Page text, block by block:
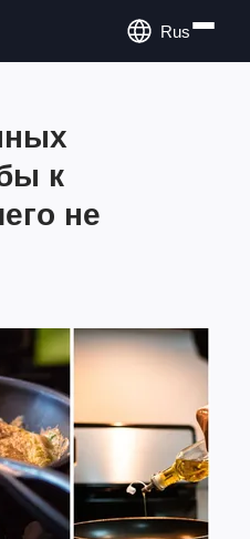
Rus
к
не